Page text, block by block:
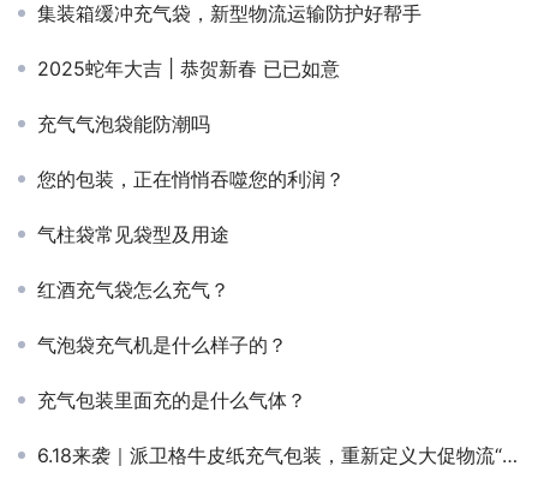
集装箱缓冲充气袋，新型物流运输防护好帮手
2025蛇年大吉 | 恭贺新春 已已如意
充气气泡袋能防潮吗
您的包装，正在悄悄吞噬您的利润？
气柱袋常见袋型及用途
红酒充气袋怎么充气？
气泡袋充气机是什么样子的？
充气包装里面充的是什么气体？
6.18来袭｜派卫格牛皮纸充气包装，重新定义大促物流“战斗力”